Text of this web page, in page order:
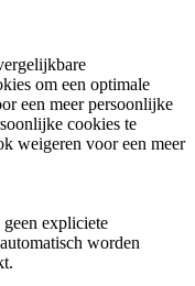
om een optimale
een meer persoonlijke
cookies te
weigeren voor een meer
expliciete
worden